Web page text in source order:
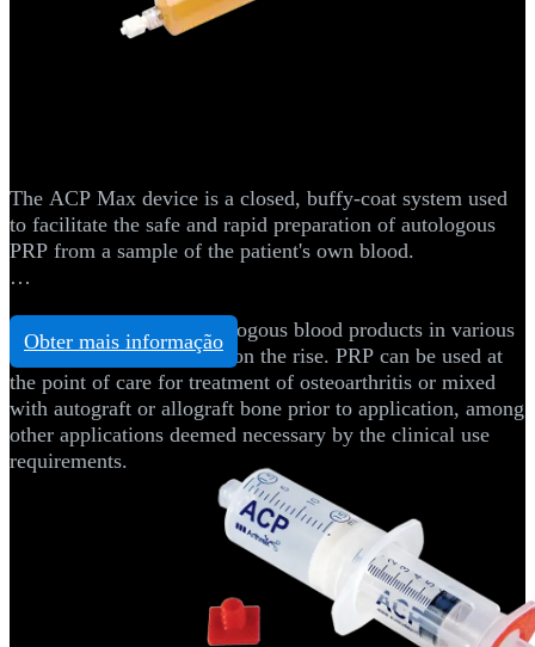
The ACP Max device is a closed, buffy-coat system used
to facilitate the safe and rapid preparation of autologous
PRP from a sample of the patient's own blood.
Interest in the use of autologous blood products in various
orthopedic sites has been on the rise. PRP can be used at
the point of care for treatment of osteoarthritis or mixed
with autograft or allograft bone prior to application, among
other applications deemed necessary by the clinical use
requirements.
Obter mais informação